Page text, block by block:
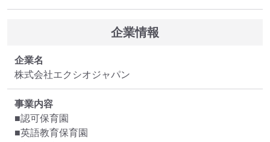
企業情報
企業名
株式会社エクシオジャパン
事業内容
■認可保育園
■英語教育保育園